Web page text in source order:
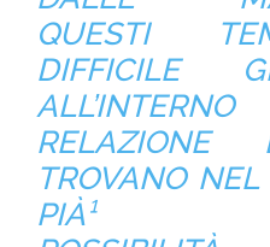
QUESTI
DIFFICILE
RELAZIONE
TROVANO NEL
PIÀ¹